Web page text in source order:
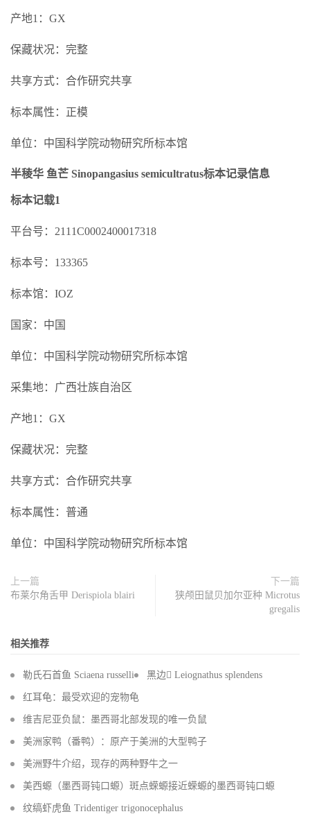
产地1：GX
保藏状况：完整
共享方式：合作研究共享
标本属性：正模
单位：中国科学院动物研究所标本馆
半稜华 鱼芒 Sinopangasius semicultratus标本记录信息
标本记载1
平台号：2111C0002400017318
标本号：133365
标本馆：IOZ
国家：中国
单位：中国科学院动物研究所标本馆
采集地：广西壮族自治区
产地1：GX
保藏状况：完整
共享方式：合作研究共享
标本属性：普通
单位：中国科学院动物研究所标本馆
上一篇
布莱尔角舌甲 Derispiola blairi
下一篇
狭颅田鼠贝加尔亚种 Microtus
gregalis
相关推荐
勒氏石首鱼 Sciaena russelli 黑边 Leiognathus splendens
红耳龟：最受欢迎的宠物龟
维吉尼亚负鼠：墨西哥北部发现的唯一负鼠
美洲家鸭（番鸭）：原产于美洲的大型鸭子
美洲野牛介绍，现存的两种野牛之一
美西螈（墨西哥钝口螈）斑点蝾螈接近蝾螈的墨西哥钝口螈
纹缟虾虎鱼 Tridentiger trigonocephalus